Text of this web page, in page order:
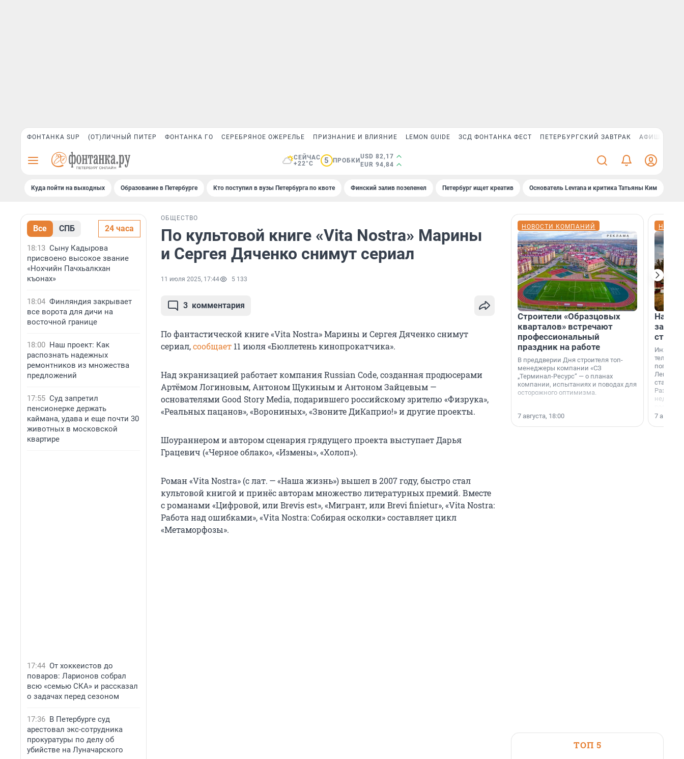
ФОНТАНКА SUP (ОТ)ЛИЧНЫЙ ПИТЕР ФОНТАНКА ГО СЕРЕБРЯНОЕ ОЖЕРЕЛЬЕ ПРИЗНАНИЕ И ВЛИЯНИЕ LEMON GUIDE ЗСД ФОНТАНКА ФЕСТ ПЕТЕРБУРГСКИЙ ЗАВТРАК АФИША PLUS
СЕЙЧАС
+22°C
5 ПРОБКИ
USD 82,17
EUR 94,84
Куда пойти на выходных Образование в Петербурге Кто поступил в вузы Петербурга по квоте Финский залив позеленел Петербург ищет креатив Основатель Levrana и критика Татьяны Ким
Все СПБ 24 часа
18:13 Сыну Кадырова
присвоено высокое звание
«Нохчийн Пачхьалкхан
къонах»
18:04 Финляндия закрывает
все ворота для дичи на
восточной границе
18:00 Наш проект: Как
распознать надежных
ремонтников из множества
предложений
17:55 Суд запретил
пенсионерке держать
каймана, удава и еще почти 30
животных в московской
квартире
17:44 От хоккеистов до
поваров: Ларионов собрал
всю «семью СКА» и рассказал
о задачах перед сезоном
17:36 В Петербурге суд
арестовал экс-сотрудника
прокуратуры по делу об
убийстве на Луначарского
ОБЩЕСТВО
По культовой книге «Vita Nostra» Марины
и Сергея Дяченко снимут сериал
11 июля 2025, 17:44 5 133
3 комментария
По фантастической книге «Vita Nostra» Марины и Сергея Дяченко снимут
сериал,сообщает 11 июля «Бюллетень кинопрокатчика».
Над экранизацией работает компания Russian Code, созданная продюсерами
Артёмом Логиновым, Антоном Щукиным и Антоном Зайцевым —
основателями Good Story Media, подарившего российскому зрителю «Физрука»,
«Реальных пацанов», «Ворониных», «Звоните ДиКаприо!» и другие проекты.
Шоураннером и автором сценария грядущего проекта выступает Дарья
Грацевич («Черное облако», «Измены», «Холоп»).
Роман «Vita Nostra» (с лат. — «Наша жизнь») вышел в 2007 году, быстро стал
культовой книгой и принёс авторам множество литературных премий. Вместе
с романами «Цифровой, или Brevis est», «Мигрант, или Brevi finietur», «Vita Nostra:
Работа над ошибками», «Vita Nostra: Собирая осколки» составляет цикл
«Метаморфозы».
НОВОСТИ КОМПАНИЙ
Строители «Образцовых
кварталов» встречают
профессиональный
праздник на работе
В преддверии Дня строителя топ-
менеджеры компании «СЗ
„Терминал-Ресурс“ — о планах
компании, испытаниях и поводах для
осторожного оптимизма.
7 августа, 18:00
На
станции
7
ТОП 5